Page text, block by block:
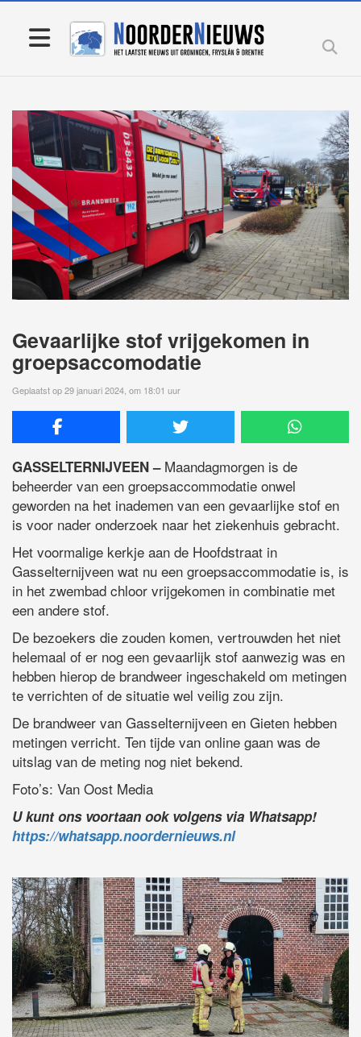
Gevaarlijke stof vrijgekomen in
groepsaccomodatie
Geplaatst op 29 januari 2024, om 18:01 uur
GASSELTERNIJVEEN –Maandagmorgen is de
beheerder van een groepsaccommodatie onwel
geworden na het inademen van een gevaarlijke stof en
is voor nader onderzoek naar het ziekenhuis gebracht.
Het voormalige kerkje aan de Hoofdstraat in
Gasselternijveen wat nu een groepsaccommodatie is, is
in het zwembad chloor vrijgekomen in combinatie met
een andere stof.
De bezoekers die zouden komen, vertrouwden het niet
helemaal of er nog een gevaarlijk stof aanwezig was en
hebben hierop de brandweer ingeschakeld om metingen
te verrichten of de situatie wel veilig zou zijn.
De brandweer van Gasselternijveen en Gieten hebben
metingen verricht. Ten tijde van online gaan was de
uitslag van de meting nog niet bekend.
Foto’s: Van Oost Media
U kunt ons voortaan ook volgens via Whatsapp!
https://whatsapp.noordernieuws.nl